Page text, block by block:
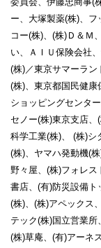
ー、大塚製薬(株)、
コー(株)、(株)Ｄ＆Ｍ
い、ＡＩＵ保険会社
(株)／東京サマーラ
(株)、東京都国民健康
ショッピングセンタ
セノー(株)東京支店
科学工業(株)、 (株)シ
(株)、ヤマハ発動機(
野々屋、(株)フォレス
書店、(有)防災設備
(株)、(株)アペックス
テック(株)国立営業所
(株)草庵、(有)アーネ